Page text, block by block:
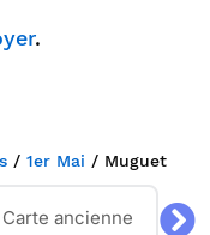
.
/ 1er Mai / Muguet
Carte ancienne